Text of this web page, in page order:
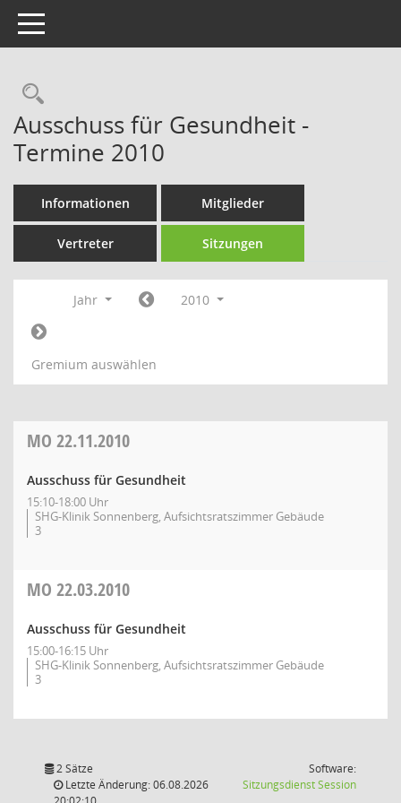
Toggle navigation
Rechercheauswahl
Ausschuss für Gesundheit -
Termine 2010
Informationen Mitglieder
Vertreter Sitzungen
Jahr 2010
Gremium auswählen
MO 22.11.2010
Ausschuss für Gesundheit
15:10-18:00 Uhr
SHG-Klinik Sonnenberg, Aufsichtsratszimmer Gebäude
3
MO 22.03.2010
Ausschuss für Gesundheit
15:00-16:15 Uhr
SHG-Klinik Sonnenberg, Aufsichtsratszimmer Gebäude
3
2 Sätze
Letzte Änderung: 06.08.2026
Software:
SitzungsdienstSession(Wird in